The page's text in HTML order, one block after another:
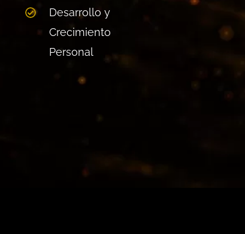
Desarrollo y
Crecimiento
Personal